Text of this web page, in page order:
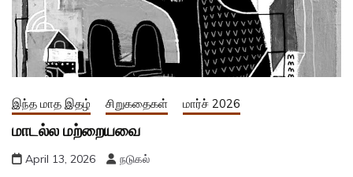
இந்த மாத இதழ் சிறுகதைகள் மார்ச் 2026
மாடல்ல மற்றையவை
April 13, 2026 நடுகல்